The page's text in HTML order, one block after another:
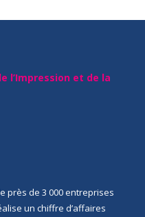
l’Impression et de la
près de 3 000 entreprises
un chiffre d’affaires